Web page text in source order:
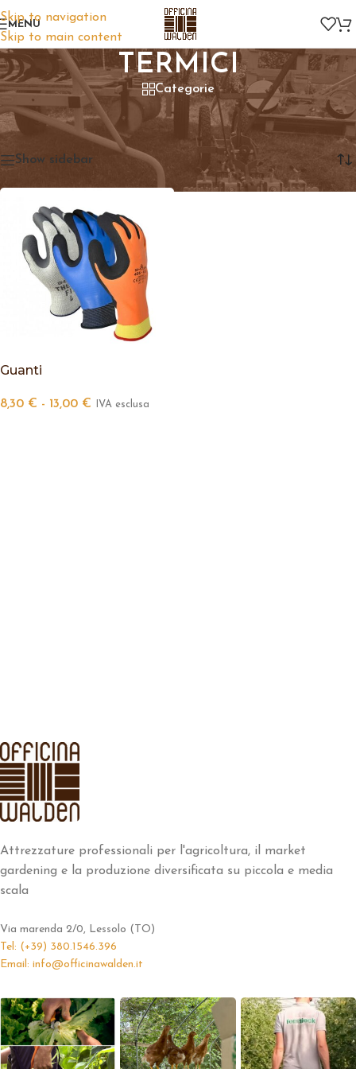
Skip to navigation
Skip to main content
MENU
TERMICI
Categorie
Home/Prodotto Guanti
TERMICI
Visualizzazione del risultato
Show sidebar
Guanti
8,30 € - 13,00 € IVA esclusa
Attrezzature professionali per l'agricoltura, il market
gardening e la produzione diversificata su piccola e media
scala
Via marenda 2/0, Lessolo (TO)
Tel: (+39) 380.1546.396
Email: info@officinawalden.it